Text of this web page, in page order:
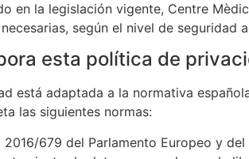
en la legislación vigente, Centre
según el nivel de seguridad
esta política de
está adaptada a la normativa
las siguientes normas:
2016/679 del Parlamento Europeo y